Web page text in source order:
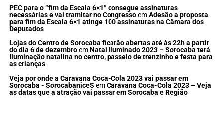
PEC para o “fim da Escala 6×1” consegue assinaturas
necessárias e vai tramitar no CongressoemAdesão a proposta
para fim da Escala 6×1 atinge 100 assinaturas na Câmara dos
Deputados
Lojas do Centro de Sorocaba ficarão abertas até às 22h a partir
do dia 6 de dezembroemNatal Iluminado 2023 – Sorocaba terá
Iluminação natalina no centro, passeio de trenzinho e festa para
as crianças
Veja por onde a Caravana Coca-Cola 2023 vai passar em
Sorocaba - SorocabaniceS emCaravana Coca-Cola 2023 – Veja
as datas que a atração vai passar em Sorocaba e Região